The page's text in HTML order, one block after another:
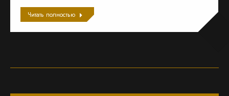
Читать полностью